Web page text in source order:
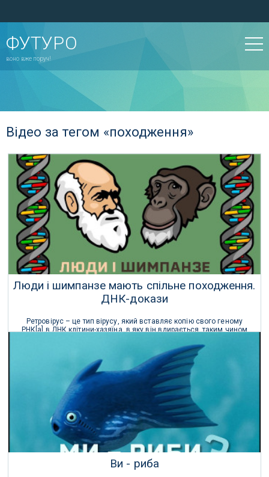
ФУТУРО
воно вже поруч!
Відео за тегом «походження»
Люди і шимпанзе мають спільне походження.
ДНК-докази
Ретровірус – це тип вірусу, який вставляє копію свого геному
РНК[a] в ДНК клітини-хазяїна, в яку він вдирається, таким чином
17 Грудня 2021 р.
Ви - риба